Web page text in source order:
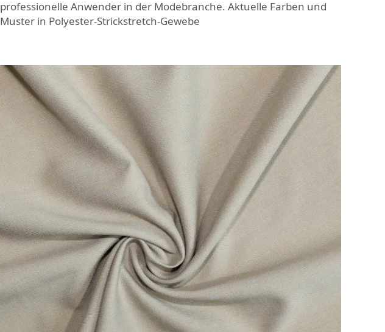
professionelle Anwender in der Modebranche. Aktuelle Farben und
Muster in Polyester-Strickstretch-Gewebe